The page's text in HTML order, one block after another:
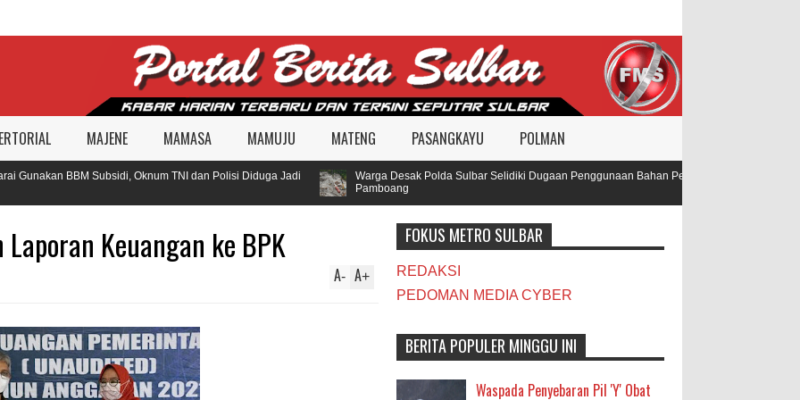
MAJENE MAMASA MAMUJU MATENG PASANGKAYU POLMAN
BBM Subsidi, Oknum TNI dan Polisi Diduga Jadi
Warga Desak Polda Sulbar Selidiki Dugaan Penggunaan Bahan Peledak di Tambang
Pamboang
Keuangan ke BPK
A+
A-
FOKUS METRO SULBAR
REDAKSI
PEDOMAN MEDIA CYBER
BERITA POPULER MINGGU INI
Waspada Penyebaran Pil 'Y' Obat